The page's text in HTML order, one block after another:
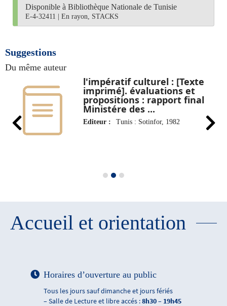
Disponible à Bibliothèque Nationale de Tunisie
E-4-32411 En rayon, STACKS
Suggestions
Du même auteur
l'impératif culturel : [Texte
imprimé]. évaluations et
propositions : rapport final
Ministére des ...
Editeur : Tunis : Sotinfor, 1982
Accueil et orientation
Horaires d’ouverture au public
Tous les jours sauf dimanche et jours fériés
– Salle de Lecture et libre accés :8h30 – 19h45